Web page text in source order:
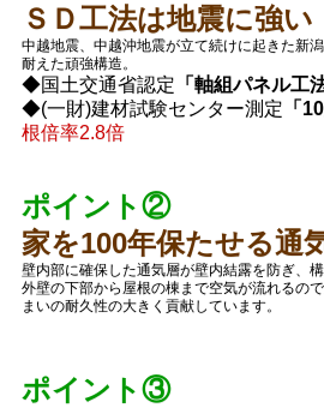
ＳＤ工法は地震に強い
中越地震、中越沖地震が立て続けに起きた新
耐えた頑強構造。
◆国土交通省認定 「軸組パネル工
◆(一財)建材試験センター測定 「
根倍率2.8倍
ポイント②
家を100年保たせる通
壁内部に確保した通気層が壁内結露を防ぎ、
外壁の下部から屋根の棟まで空気が流れるの
まいの耐久性の大きく貢献しています。
ポイント③